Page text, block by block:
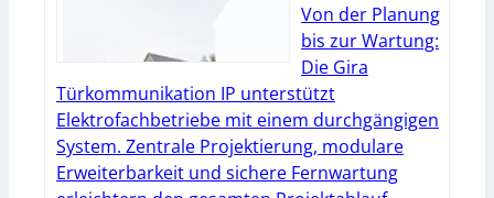
Von der Planung
bis zur Wartung:
Die Gira
Türkommunikation IP unterstützt
Elektrofachbetriebe mit einem durchgängigen
System. Zentrale Projektierung, modulare
Erweiterbarkeit und sichere Fernwartung